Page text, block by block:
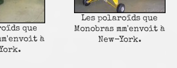
que
à
Les polaroïds que
Monobras mm'envoit à
New-York.